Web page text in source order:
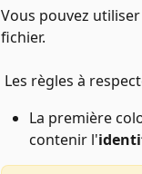
Vous pouvez
fichier.
Les règles à
La première
contenir l'